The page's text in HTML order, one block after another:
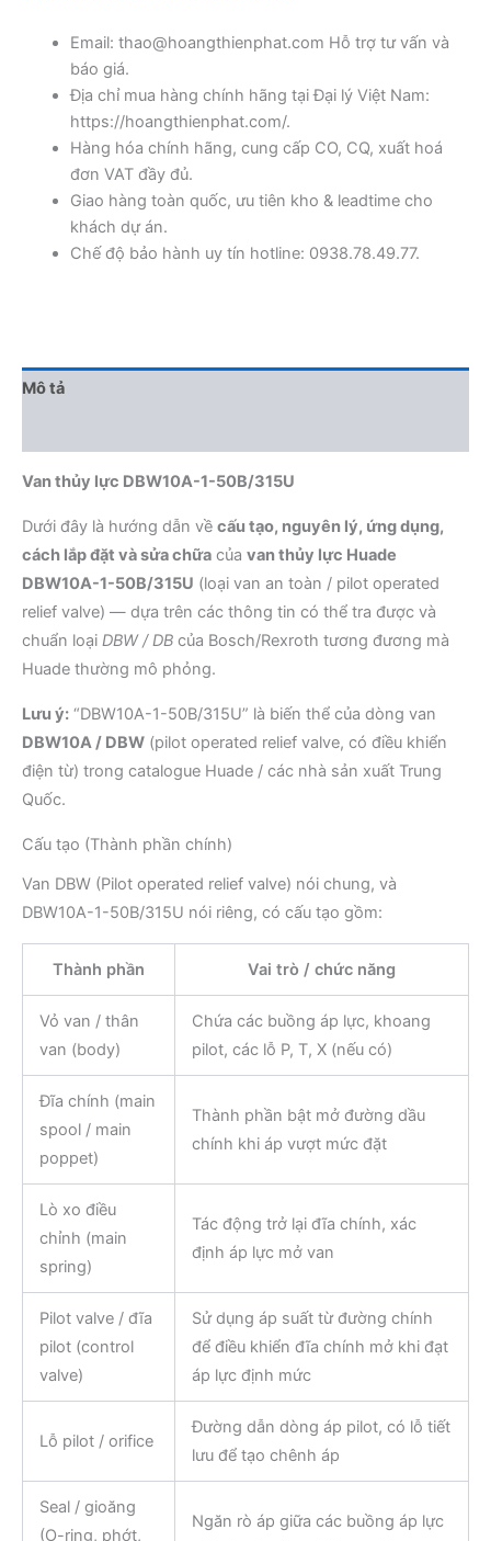
Email: thao@hoangthienphat.com Hỗ trợ tư vấn và
báo giá.
Địa chỉ mua hàng chính hãng tại Đại lý Việt Nam:
https://hoangthienphat.com/.
Hàng hóa chính hãng, cung cấp CO, CQ, xuất hoá
đơn VAT đầy đủ.
Giao hàng toàn quốc, ưu tiên kho & leadtime cho
khách dự án.
Chế độ bảo hành uy tín hotline: 0938.78.49.77.
Mô tả
Van thủy lực DBW10A-1-50B/315U
Dưới đây là hướng dẫn về cấu tạo, nguyên lý, ứng dụng,
cách lắp đặt và sửa chữa của van thủy lực Huade
DBW10A-1-50B/315U (loại van an toàn / pilot operated
relief valve) — dựa trên các thông tin có thể tra được và
chuẩn loại DBW / DB của Bosch/Rexroth tương đương mà
Huade thường mô phỏng.
Lưu ý: “DBW10A-1-50B/315U” là biến thể của dòng van
DBW10A / DBW (pilot operated relief valve, có điều khiển
điện từ) trong catalogue Huade / các nhà sản xuất Trung
Quốc.
Cấu tạo (Thành phần chính)
Van DBW (Pilot operated relief valve) nói chung, và
DBW10A-1-50B/315U nói riêng, có cấu tạo gồm:
Thành phần Vai trò / chức năng
Vỏ van / thân
van (body)
Chứa các buồng áp lực, khoang
pilot, các lỗ P, T, X (nếu có)
Đĩa chính (main
spool / main
poppet)
Thành phần bật mở đường dầu
chính khi áp vượt mức đặt
Lò xo điều
chỉnh (main
spring)
Tác động trở lại đĩa chính, xác
định áp lực mở van
Pilot valve / đĩa
pilot (control
valve)
Sử dụng áp suất từ đường chính
để điều khiển đĩa chính mở khi đạt
áp lực định mức
Lỗ pilot / orifice
Đường dẫn dòng áp pilot, có lỗ tiết
lưu để tạo chênh áp
Seal / gioăng
(O-ring, phớt,
Ngăn rò áp giữa các buồng áp lực